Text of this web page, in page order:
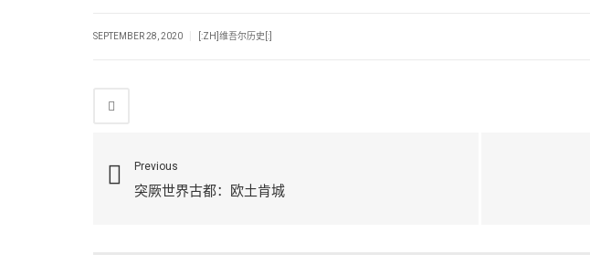
SEPTEMBER 28, 2020 [:ZH]维吾尔历史[:]
Previous
突厥世界古都：欧土肯城